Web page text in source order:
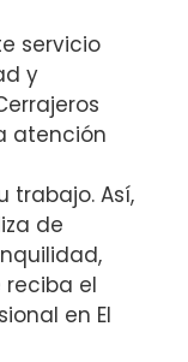
servicio
y
atención
trabajo. Así,
de
el
en El